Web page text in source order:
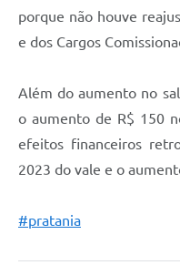
porque não houve
e dos Cargos
Além do aumento no
o aumento de R$ 150
efeitos financeiros
2023 do vale e o
#pratania